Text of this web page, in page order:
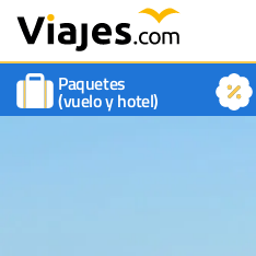
Paquetes
(vuelo y hotel)